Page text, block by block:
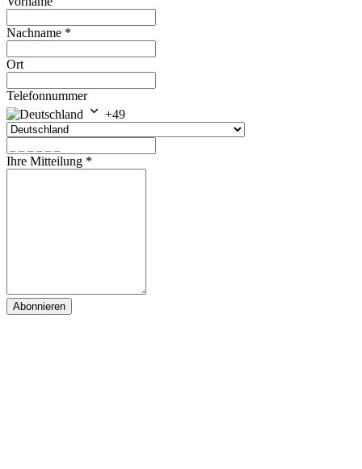
Nachname *
Ort
Telefonnummer
+49
Ihre Mitteilung *
Abonnieren